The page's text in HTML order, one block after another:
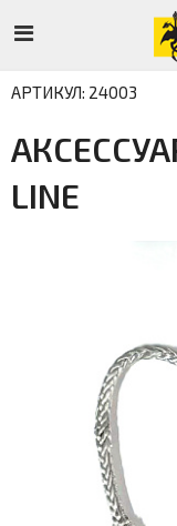
АРТИКУЛ: 24003
LINE